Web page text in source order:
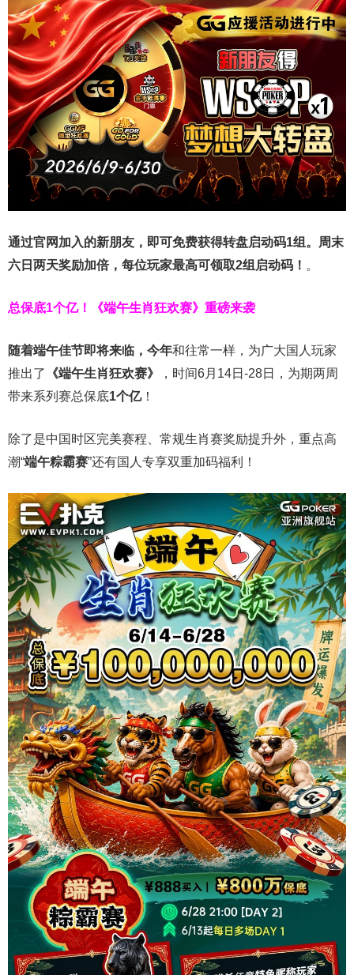
通过官网加入的新朋友，即可免费获得转盘启动码1组。周末
六日两天奖励加倍，每位玩家最高可领取2组启动码！ 。
总保底1个亿！ 《端午生肖狂欢赛》重磅来袭
随着端午佳节即将来临，今年和往常一样，为广大国人玩家
推出了
《端午生肖狂欢赛》
，时间6月14日-28日，为期两周
带来系列赛总保底1个亿！
除了是中国时区完美赛程、常规生肖赛奖励提升外，重点高
潮“端午粽霸赛”还有国人专享双重加码福利！